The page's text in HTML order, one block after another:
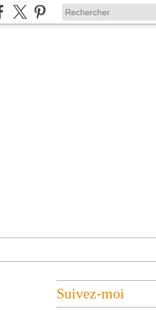
Suivez-moi